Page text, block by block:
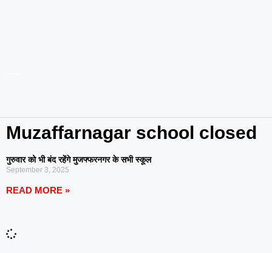
Muzaffarnagar school closed
गुरुवार को भी बंद रहेंगे मुजफ्फरनगर के सभी स्कूल
September 3, 2025
READ MORE »